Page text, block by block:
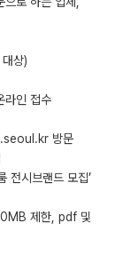
상)
라인 접수
방문
전시브랜드 모집’
제한, pdf 및